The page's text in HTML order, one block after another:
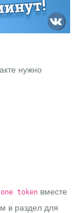
нужно
token вместе
в раздел для